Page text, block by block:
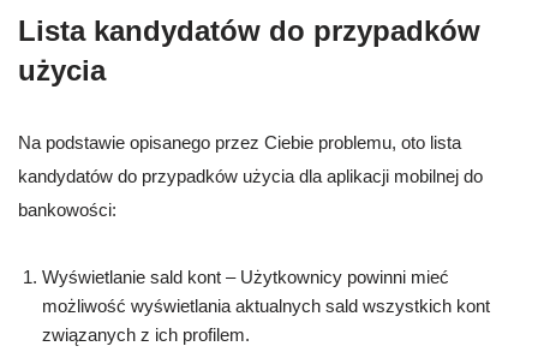
Lista kandydatów do przypadków
użycia
Na podstawie opisanego przez Ciebie problemu, oto lista
kandydatów do przypadków użycia dla aplikacji mobilnej do
bankowości:
Wyświetlanie sald kont – Użytkownicy powinni mieć
możliwość wyświetlania aktualnych sald wszystkich kont
związanych z ich profilem.